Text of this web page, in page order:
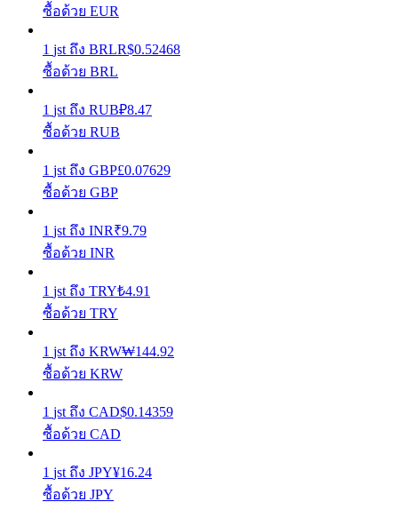
การปักหลัก
ผลตอบแทนสูงและเข้าถึงได้ทันที
Launchpool
การเซ้งแบบยืดหยุ่นเพื่อรับโทเคนยอดนิยม
ซื้อด้วย EUR
1 jst ถึง BRLR$0.52468
ซื้อด้วย BRL
1 jst ถึง RUB₽8.47
ซื้อด้วย RUB
1 jst ถึง GBP£0.07629
ซื้อด้วย GBP
1 jst ถึง INR₹9.79
ซื้อด้วย INR
1 jst ถึง TRY₺4.91
ซื้อด้วย TRY
1 jst ถึง KRW₩144.92
ซื้อด้วย KRW
1 jst ถึง CAD$0.14359
ซื้อด้วย CAD
1 jst ถึง JPY¥16.24
ซื้อด้วย JPY